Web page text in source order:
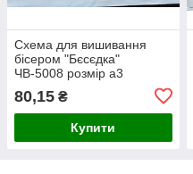
Схема для вишивання
бісером "Бєсєдка"
ЧВ-5008 розмір а3
80,15 ₴
Купити